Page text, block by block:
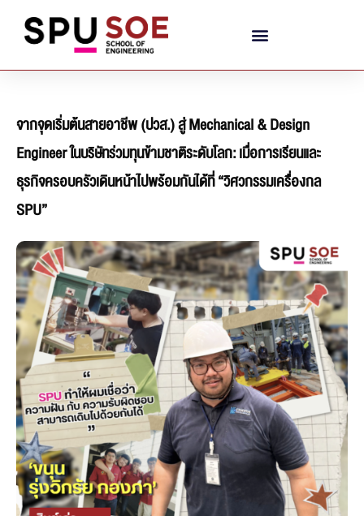
จากจุดเริ่มต้นสายอาชีพ (ปวส.) สู่ Mechanical & Design
Engineer ในบริษัทร่วมทุนข้ามชาติระดับโลก: เมื่อการเรียนและ
ธุรกิจครอบครัวเดินหน้าไปพร้อมกันได้ที่ “วิศวกรรมเครื่องกล
SPU”